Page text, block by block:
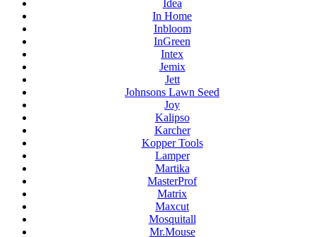
Idea
In Home
Inbloom
InGreen
Intex
Jemix
Jett
Johnsons Lawn Seed
Joy
Kalipso
Karcher
Kopper Tools
Lamper
Martika
MasterProf
Matrix
Maxcut
Mosquitall
Mr.Mouse